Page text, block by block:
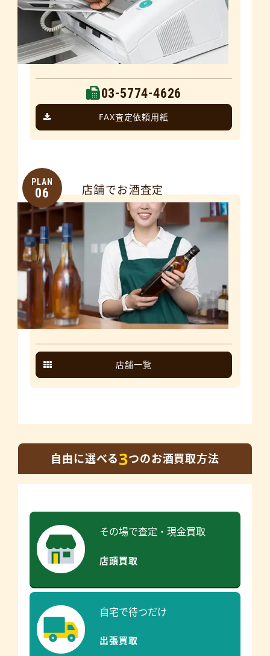
03-5774-4626
FAX査定依頼用紙
PLAN
06 店舗でお酒査定
店舗一覧
自由に選べる3つのお酒買取方法
その場で査定・現金買取
店頭買取
自宅で待つだけ
出張買取